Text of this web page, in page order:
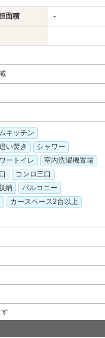
面積 -
キッチン
い焚き
シャワー
ートイレ
室内洗濯機置場
コンロ三口
納
バルコニー
カースペース2台以上